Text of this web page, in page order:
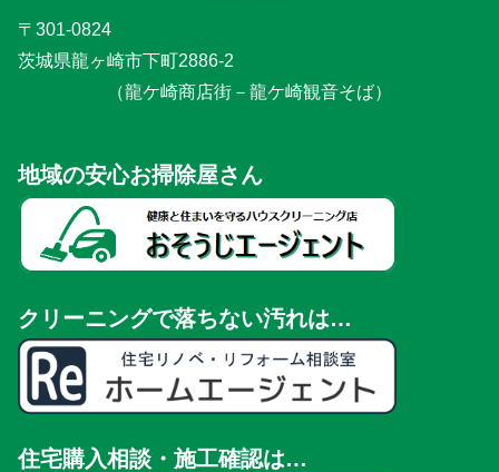
〒301-0824
茨城県龍ヶ崎市下町2886-2
（龍ケ崎商店街－龍ケ崎観音そば）
地域の安心お掃除屋さん
クリーニングで落ちない汚れは…
住宅購入相談・施工確認は…